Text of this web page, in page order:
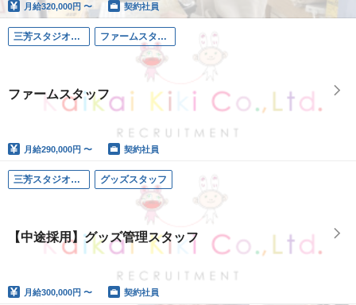
月給320,000円 〜 契約社員
三芳スタジオ（埼玉） ファームスタッフ
ファームスタッフ
月給290,000円 〜 契約社員
三芳スタジオ（埼玉） グッズスタッフ
【中途採用】グッズ管理スタッフ
月給300,000円 〜 契約社員